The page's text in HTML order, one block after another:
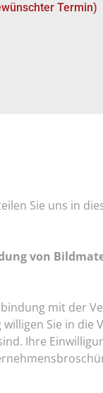
Termin)
Sie uns in
von
mit der
Sie in die
Ihre